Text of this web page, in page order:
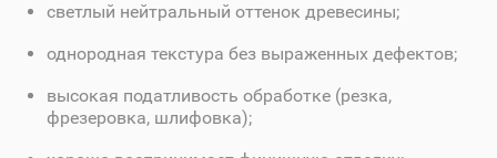
светлый нейтральный оттенок древесины;
однородная текстура без выраженных дефектов;
высокая податливость обработке (резка,
фрезеровка, шлифовка);